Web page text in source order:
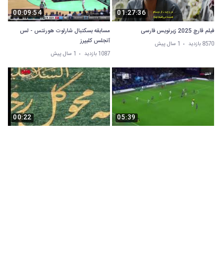
01:27:36
فیلم قارچ 2025 زیرنویس فارسی
8570 بازدید 1 سال پیش
00:09:54
مسابقه بسکتبال شارلوت هورنتس - لس
آنجلس کلیپرز
1087 بازدید 1 سال پیش
05:39
00:22